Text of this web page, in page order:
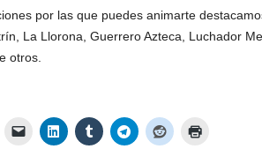
por las que puedes animarte
La Llorona, Guerrero Azteca, Luchador
otros.